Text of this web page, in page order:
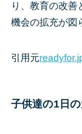
り、教育の改善
機会の拡充が図
引用元
子供達の1日